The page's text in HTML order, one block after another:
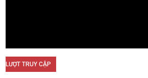
LƯỢT TRUY CẬP